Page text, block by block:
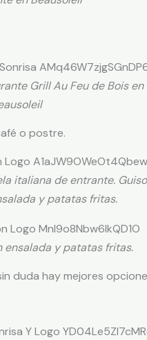
Grill Au Feu de Bois en
o postre.
italiana de entrante. Guiso
y patatas fritas.
ensalada y patatas fritas.
duda hay mejores